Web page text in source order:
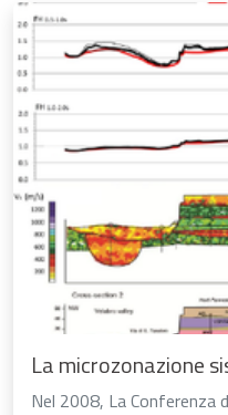
La microzonazione
Nel 2008, La Conferenza